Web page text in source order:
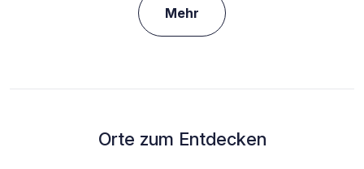
Mehr
Orte zum Entdecken